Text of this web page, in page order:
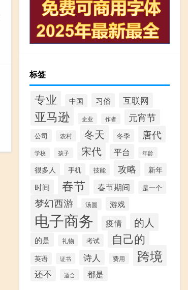
标签
专业 中国 习俗 互联网
亚马逊 企业 作者 元宵节
公司 农村 冬天 冬季 唐代
学校 孩子 宋代 平台 年龄
很多人 手机 技能 攻略 新年
时间 春节 春节期间 是一个
梦幻西游 汤圆 游戏
电子商务 疫情 的人
的是 礼物 考试 自己的
英语 证书 诗人 费用 跨境
还不 适合 都是